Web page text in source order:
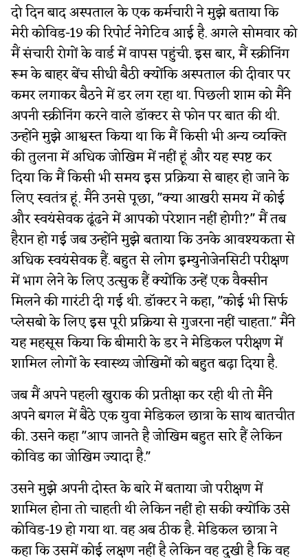
दो दिन बाद अस्पताल के एक कर्मचारी ने मुझे बताया कि
मेरी कोविड-19 की रिपोर्ट नेगेटिव आई है. अगले सोमवार को
मैं संचारी रोगों के वार्ड में वापस पहुंची. इस बार, मैं स्क्रीनिंग
रूम के बाहर बेंच सीधी बैठी क्योंकि अस्पताल की दीवार पर
कमर लगाकर बैठने में डर लग रहा था. पिछली शाम को मैंने
अपनी स्क्रीनिंग करने वाले डॉक्टर से फोन पर बात की थी.
उन्होंने मुझे आश्वस्त किया था कि मैं किसी भी अन्य व्यक्ति
की तुलना में अधिक जोखिम में नहीं हूं और यह स्पष्ट कर
दिया कि मैं किसी भी समय इस प्रक्रिया से बाहर हो जाने के
लिए स्वतंत्र हूं. मैंने उनसे पूछा, "क्या आखरी समय में कोई
और स्वयंसेवक ढूंढने में आपको परेशान नहीं होगी?" मैं तब
हैरान हो गई जब उन्होंने मुझे बताया कि उनके आवश्यकता से
अधिक स्वयंसेवक हैं. बहुत से लोग इम्युनोजेनसिटी परीक्षण
में भाग लेने के लिए उत्सुक हैं क्योंकि उन्हें एक वैक्सीन
मिलने की गारंटी दी गई थी. डॉक्टर ने कहा, "कोई भी सिर्फ
प्लेसबो के लिए इस पूरी प्रक्रिया से गुजरना नहीं चाहता." मैंने
यह महसूस किया कि बीमारी के डर ने मेडिकल परीक्षण में
शामिल लोगों के स्वास्थ्य जोखिमों को बहुत बढ़ा दिया है.
जब मैं अपने पहली खुराक की प्रतीक्षा कर रही थी तो मैंने
अपने बगल में बैठे एक युवा मेडिकल छात्रा के साथ बातचीत
की. उसने कहा "आप जानते है जोखिम बहुत सारे हैं लेकिन
कोविड का जोखिम ज्यादा है."
उसने मुझे अपनी दोस्त के बारे में बताया जो परीक्षण में
शामिल होना तो चाहती थी लेकिन नहीं हो सकी क्योंकि उसे
कोविड-19 हो गया था. वह अब ठीक है. मेडिकल छात्रा ने
कहा कि उसमें कोई लक्षण नहीं है लेकिन वह दुखी है कि वह